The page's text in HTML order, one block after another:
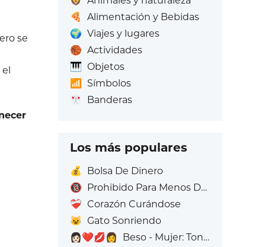
se
🍕
Alimentación y Bebidas
🌍 Viajes y lugares
🏀 Actividades
🎹 Objetos
📶
Símbolos
🎌 Banderas
Los más populares
💰
Bolsa De Dinero
🔞 Prohibido Para Menos De 18 Años
❤️‍🩹 Corazón Curándose
😺 Gato Sonriendo
👩🏻‍❤️‍💋‍👩
Beso - Mujer: Tono de piel claro, Mujer: Sin Tono de Piel